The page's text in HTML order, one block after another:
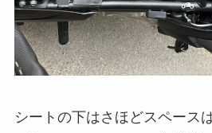
シートの下はさほどスペース